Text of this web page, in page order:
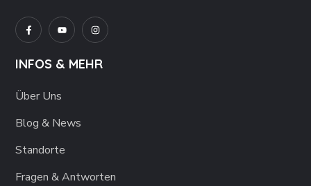
INFOS & MEHR
Über Uns
Blog & News
Standorte
Fragen & Antworten